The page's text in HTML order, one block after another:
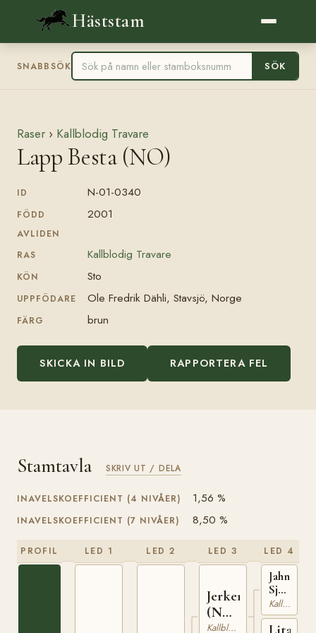
Häststam
SNABBSÖK SÖK
Raser › Kallblodig Travare
Lapp Besta (NO)
ID N-01-0340
FÖDD 2001
AVLIDEN
RAS
Kallblodig Travare
KÖN Sto
UPPFÖDARE Ole Fredrik Dähli, Stavsjö, Norge
FÄRG brun
SKICKA IN BILD RAPPORTERA FEL
Stamtavla SKRIV UT / DELA
INAVELSKOEFFICIENT (4 NIVÅER) 1,56 %
INAVELSKOEFFICIENT (7 NIVÅER) 8,50 %
PROFIL LED 1 LED 2 LED 3
Jerker
(NO)
NTKallblodig Travare
LED 4
Jahn
Sjur
(NO)
T-
254
Kallblodig Travare